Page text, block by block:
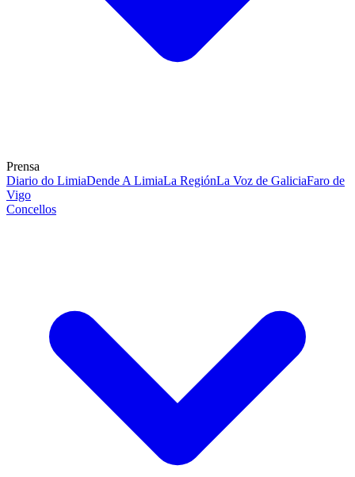
Prensa
Diario do LimiaDende A LimiaLa RegiónLa Voz de GaliciaFaro de
Vigo
Concellos